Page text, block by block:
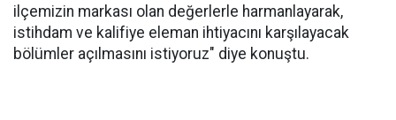
ilçemizin markası olan değerlerle harmanlayarak,
istihdam ve kalifiye eleman ihtiyacını karşılayacak
bölümler açılmasını istiyoruz" diye konuştu.